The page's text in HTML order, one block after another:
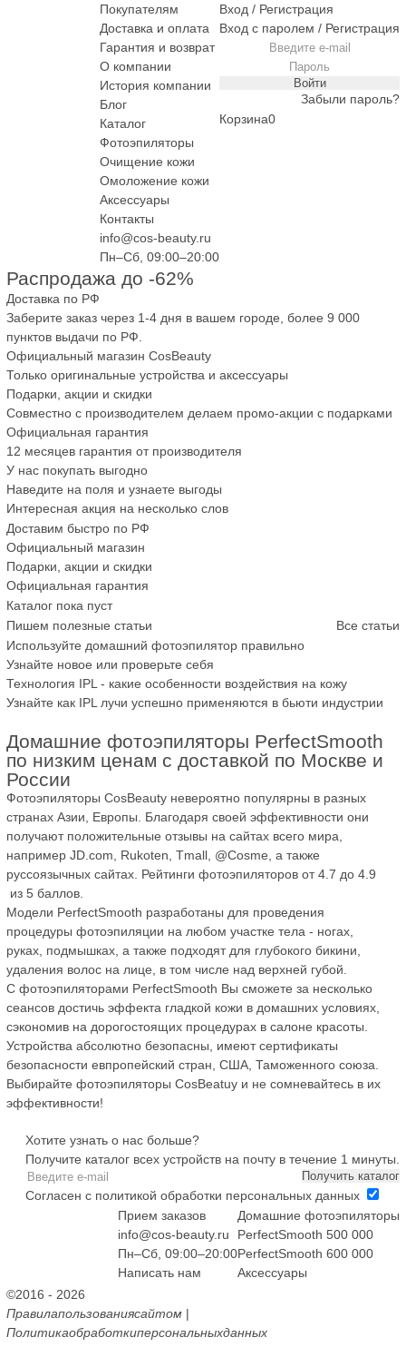
Вход / Регистрация
Вход с паролем/ Регистрация
Войти
Забыли пароль?
Корзина
Покупателям
Доставка и оплата
Гарантия и возврат
О компании
История компании
Блог
Каталог
Фотоэпиляторы
Очищение кожи
Омоложение кожи
Аксессуары
Контакты
info@cos-beauty.ru
Пн–Cб, 09:00–20:00
Распродажа до -62%
Доставка по РФ
Заберите заказ через 1-4 дня в вашем городе, более 9 000
пунктов выдачи по РФ.
Официальный магазин CosBeauty
Только оригинальные устройства и аксессуары
Подарки, акции и скидки
Совместно с производителем делаем промо-акции с подарками
Официальная гарантия
12 месяцев гарантия от производителя
У наспокупатьвыгодно
Наведите на поля и узнаете выгоды
Интересная акция на несколько слов
Доставим быстро по РФ
Официальный магазин
Подарки, акции и скидки
Официальная гарантия
Каталог пока пуст
Пишем полезные статьи
Все статьи
Используйте домашний фотоэпилятор правильно
Узнайте новое или проверьте себя
Технология IPL - какие особенности воздействия на кожу
Узнайте как IPL лучи успешно применяются в бьюти индустрии
Домашние фотоэпиляторы PerfectSmooth
по низким ценам с доставкой по Москве и
России
Фотоэпиляторы CosBeauty невероятно популярны в разных
странах Азии, Европы. Благодаря своей эффективности они
получают положительные отзывы на сайтах всего мира,
например JD.com, Rukoten, Tmall, @Cosme, а также
руссоязычных сайтах. Рейтинги фотоэпиляторов от 4.7 до 4.9
из 5 баллов.
Модели PerfectSmooth разработаны для проведения
процедуры фотоэпиляции на любом участке тела - ногах,
руках, подмышках, а также подходят для глубокого бикини,
удаления волос на лице, в том числе над верхней губой.
С фотоэпиляторами PerfectSmooth Вы сможете за несколько
сеансов достичь эффекта гладкой кожи в домашних условиях,
сэкономив на дорогостоящих процедурах в салоне красоты.
Устройства абсолютно безопасны, имеют сертификаты
безопасности евпропейский стран, США, Таможенного союза.
Выбирайте фотоэпиляторы CosBeatuy и не сомневайтесь в их
эффективности!
Хотите узнать о нас больше?
Получите каталог всех устройств на почту в течение 1 минуты.
Получить каталог
Согласен с политикой обработки персональных данных
Домашние фотоэпиляторы
PerfectSmooth 500 000
PerfectSmooth 600 000
Аксессуары
Прием заказов
info@cos-beauty.ru
Пн–Cб, 09:00–20:00
Написать нам
©2016 - 2026
Правилапользованиясайтом |
Политикаобработкиперсональныхданных